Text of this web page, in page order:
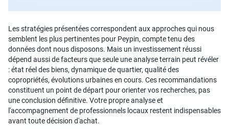
Les stratégies présentées correspondent aux approches qui nous
semblent les plus pertinentes pour Peypin, compte tenu des
données dont nous disposons. Mais un investissement réussi
dépend aussi de facteurs que seule une analyse terrain peut révéler
: état réel des biens, dynamique de quartier, qualité des
copropriétés, évolutions urbaines en cours. Ces recommandations
constituent un point de départ pour orienter vos recherches, pas
une conclusion définitive. Votre propre analyse et
l'accompagnement de professionnels locaux restent indispensables
avant toute décision d'achat.